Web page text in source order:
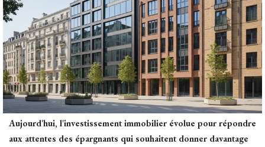
Aujourd'hui, l'investissement immobilier évolue pour répondre
aux attentes des épargnants qui souhaitent donner davantage